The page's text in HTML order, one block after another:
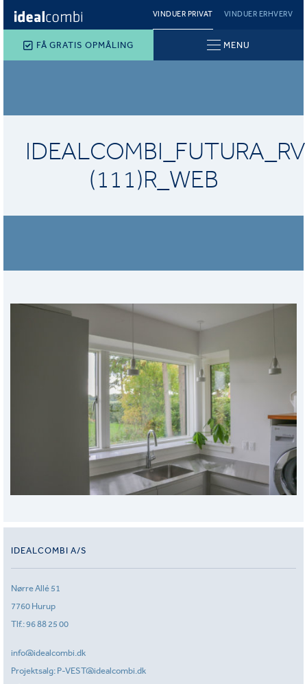
VINDUER PRIVAT VINDUER ERHVERV
FÅ GRATIS OPMÅLING MENU
(111)R_WEB
IDEALCOMBI A/S
Nørre Allé 51
7760 Hurup
Tlf.:96 88 25 00
info@idealcombi.dk
Projektsalg: P-VEST@idealcombi.dk